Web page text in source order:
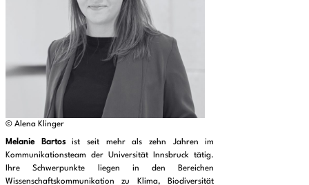
© Alena Klinger
Melanie Bartosist seit mehr als zehn Jahren im
Kommunikationsteam der Universität Innsbruck tätig.
Ihre Schwerpunkte liegen in den Bereichen
Wissenschaftskommunikation zu Klima, Biodiversität